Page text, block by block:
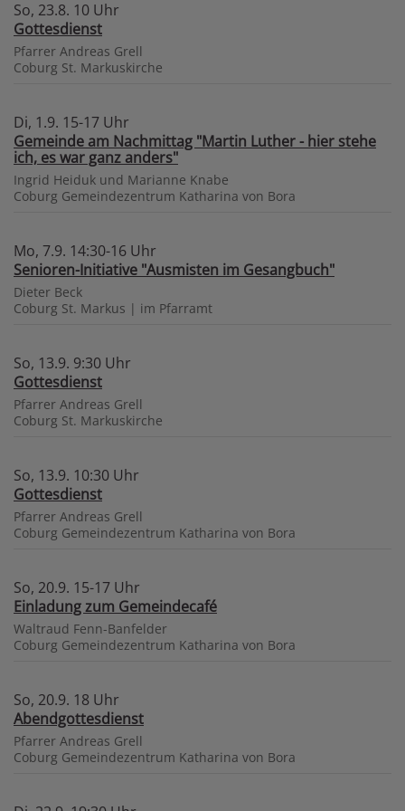
So, 23.8. 10 Uhr
Gottesdienst
Pfarrer Andreas Grell
Coburg St. Markuskirche
Di, 1.9. 15-17 Uhr
Gemeinde am Nachmittag "Martin Luther - hier stehe
ich, es war ganz anders"
Ingrid Heiduk und Marianne Knabe
Coburg Gemeindezentrum Katharina von Bora
Mo, 7.9. 14:30-16 Uhr
Senioren-Initiative "Ausmisten im Gesangbuch"
Dieter Beck
Coburg St. Markus | im Pfarramt
So, 13.9. 9:30 Uhr
Gottesdienst
Pfarrer Andreas Grell
Coburg St. Markuskirche
So, 13.9. 10:30 Uhr
Gottesdienst
Pfarrer Andreas Grell
Coburg Gemeindezentrum Katharina von Bora
So, 20.9. 15-17 Uhr
Einladung zum Gemeindecafé
Waltraud Fenn-Banfelder
Coburg Gemeindezentrum Katharina von Bora
So, 20.9. 18 Uhr
Abendgottesdienst
Pfarrer Andreas Grell
Coburg Gemeindezentrum Katharina von Bora